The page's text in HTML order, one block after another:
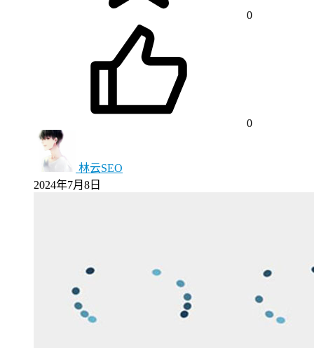
0
0
林云SEO
2024年7月8日